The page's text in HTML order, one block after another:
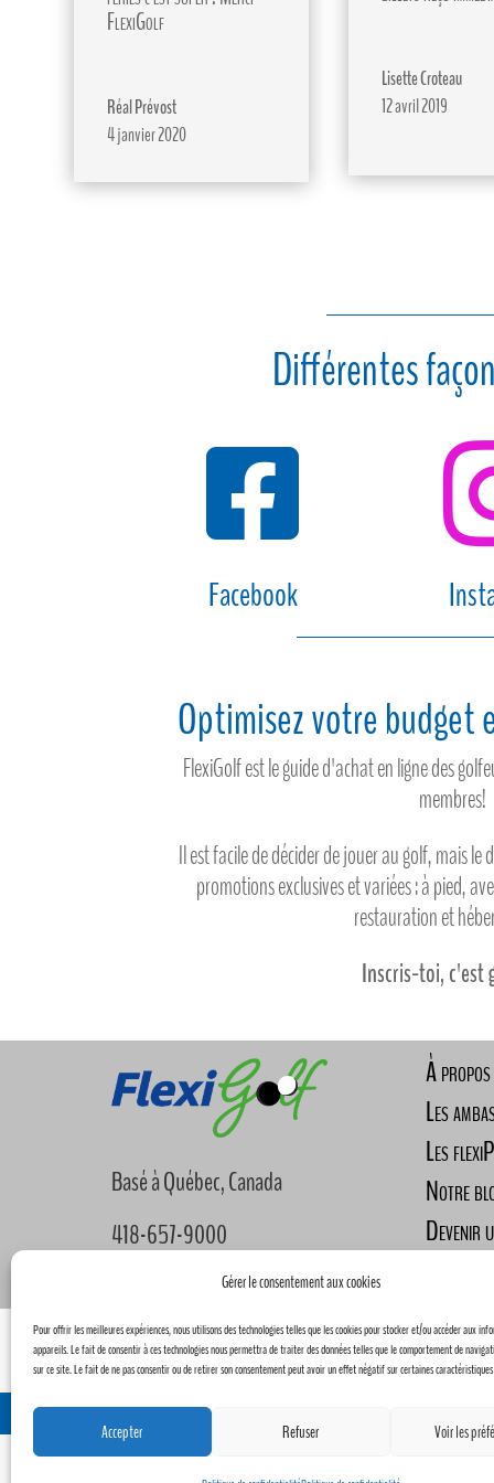
Gérer le consentement aux cookies
Pour offrir les meilleures expériences, nous utilisons des technologies telles que les cookies pour stocker et/ou accéder aux
appareils. Le fait de consentir à ces technologies nous permettra de traiter des données telles que le comportement de
sur ce site. Le fait de ne pas consentir ou de retirer son consentement peut avoir un effet négatif sur certaines
Accepter Refuser Voir les
FlexiGolf
Réal Prévost
4 janvier 2020
Lisette Croteau
12 avril 2019
Différentes

Facebook
Optimisez votre budget
FlexiGolf est le guide d'achat en ligne des
membres!
Il est facile de décider de jouer au golf, mais
promotions exclusives et variées : à pied,
restauration et
Inscris-toi, c'est
Basé à Québec, Canada
418-657-9000
info@flexigolf.ca
À
Les
Les
Notre
Devenir
Panier Détails du compte